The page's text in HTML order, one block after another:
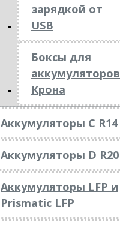
зарядкой от
USB
Боксы для
аккумуляторов
Крона
Аккумуляторы C R14
Аккумуляторы D R20
Аккумуляторы LFP и
Prismatic LFP